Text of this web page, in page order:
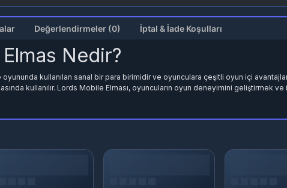
Değerlendirmeler (0) İptal & İade Koşulları
Nedir?
kullanılan sanal bir para birimidir ve oyunculara çeşitli oyun içi
kullanılır. Lords Mobile Elması, oyuncuların oyun deneyimini geliştirmek ve